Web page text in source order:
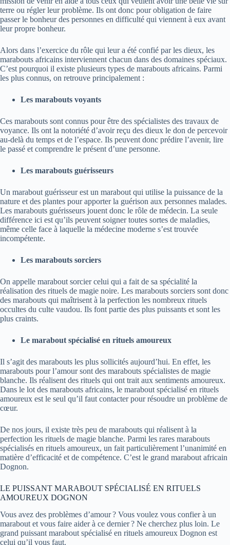
terre ou régler leur problème. Ils ont donc pour obligation de faire
passer le bonheur des personnes en difficulté qui viennent à eux avant
leur propre bonheur.
Alors dans l’exercice du rôle qui leur a été confié par les dieux, les
marabouts africains interviennent chacun dans des domaines spéciaux.
C’est pourquoi il existe plusieurs types de marabouts africains. Parmi
les plus connus, on retrouve principalement :
Les marabouts voyants
Ces marabouts sont connus pour être des spécialistes des travaux de
voyance. Ils ont la notoriété d’avoir reçu des dieux le don de percevoir
au-delà du temps et de l’espace. Ils peuvent donc prédire l’avenir, lire
le passé et comprendre le présent d’une personne.
Les marabouts guérisseurs
Un marabout guérisseur est un marabout qui utilise la puissance de la
nature et des plantes pour apporter la guérison aux personnes malades.
Les marabouts guérisseurs jouent donc le rôle de médecin. La seule
différence ici est qu’ils peuvent soigner toutes sortes de maladies,
même celle face à laquelle la médecine moderne s’est trouvée
incompétente.
Les marabouts sorciers
On appelle marabout sorcier celui qui a fait de sa spécialité la
réalisation des rituels de magie noire. Les marabouts sorciers sont donc
des marabouts qui maîtrisent à la perfection les nombreux rituels
occultes du culte vaudou. Ils font partie des plus puissants et sont les
plus craints.
Le marabout spécialisé en rituels amoureux
Il s’agit des marabouts les plus sollicités aujourd’hui. En effet, les
marabouts pour l’amour sont des marabouts spécialistes de magie
blanche. Ils réalisent des rituels qui ont trait aux sentiments amoureux.
Dans le lot des marabouts africains, le marabout spécialisé en rituels
amoureux est le seul qu’il faut contacter pour résoudre un problème de
cœur.
De nos jours, il existe très peu de marabouts qui réalisent à la
perfection les rituels de magie blanche. Parmi les rares marabouts
spécialisés en rituels amoureux, un fait particulièrement l’unanimité en
matière d’efficacité et de compétence. C’est le grand marabout africain
Dognon.
LE PUISSANT MARABOUT SPÉCIALISÉ EN RITUELS
AMOUREUX DOGNON
Vous avez des problèmes d’amour ? Vous voulez vous confier à un
marabout et vous faire aider à ce dernier ? Ne cherchez plus loin. Le
grand puissant marabout spécialisé en rituels amoureux Dognon est
celui qu’il vous faut.